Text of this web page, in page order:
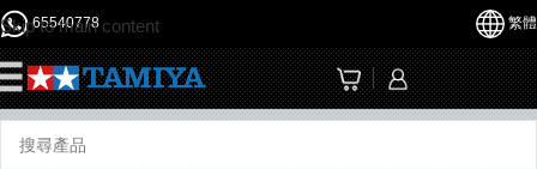
Skip to main content
65540778 繁體